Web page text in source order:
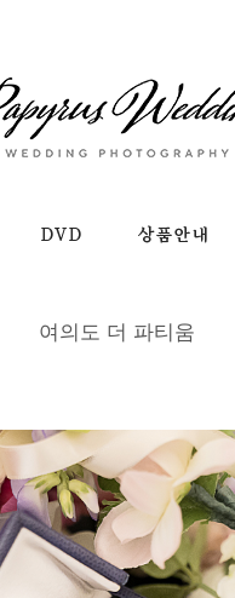
여의도 더 파티움